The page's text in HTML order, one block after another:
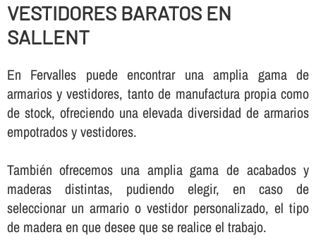
VESTIDORES BARATOS EN
SALLENT
En Fervalles puede encontrar una amplia gama de
armarios y vestidores, tanto de manufactura propia como
de stock, ofreciendo una elevada diversidad de armarios
empotrados y vestidores.
También ofrecemos una amplia gama de acabados y
maderas distintas, pudiendo elegir, en caso de
seleccionar un armario o vestidor personalizado, el tipo
de madera en que desee que se realice el trabajo.